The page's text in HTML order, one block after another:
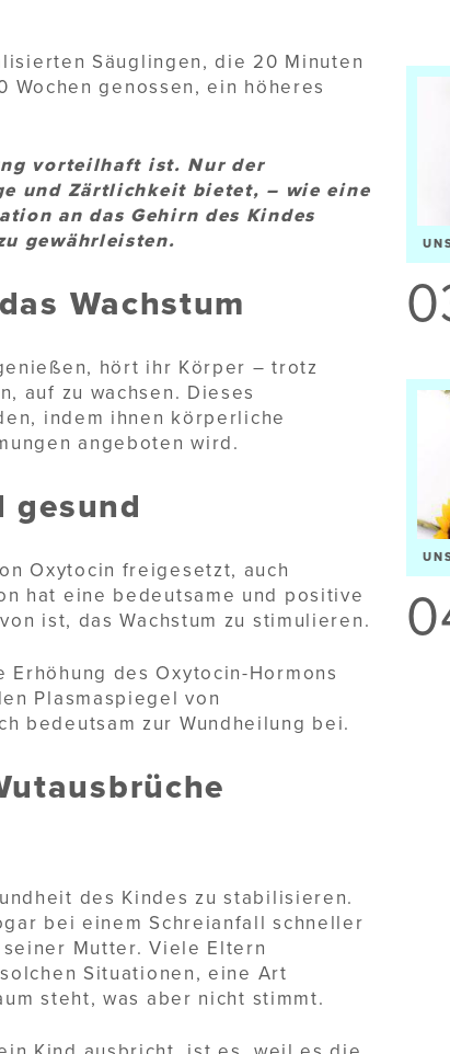
Säuglingen, die 20 Minuten
Wochen genossen, ein höheres
vorteilhaft ist. Nur der
und Zärtlichkeit bietet, – wie eine
an das Gehirn des Kindes
gewährleisten.
Wachstum
hört ihr Körper – trotz
auf zu wachsen. Dieses
indem ihnen körperliche
angeboten wird.
gesund
Oxytocin freigesetzt, auch
hat eine bedeutsame und positive
ist, das Wachstum zu stimulieren.
des Oxytocin-Hormons
Plasmaspiegel von
bedeutsam zur Wundheilung bei.
des Kindes zu stabilisieren.
bei einem Schreianfall schneller
Mutter. Viele Eltern
Situationen, eine Art
steht, was aber nicht stimmt.